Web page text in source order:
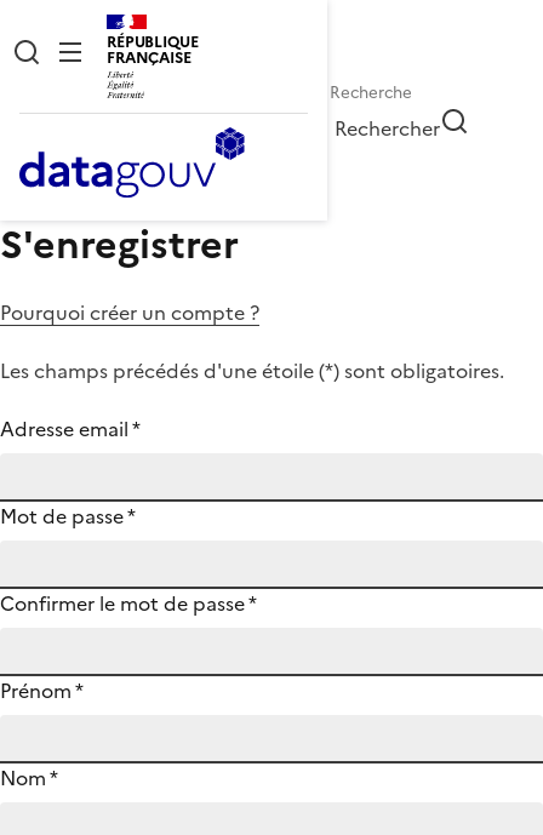
RÉPUBLIQUE
FRANÇAISE
Rechercher
S'enregistrer
Pourquoi créer un compte ?
Les champs précédés d'une étoile (*) sont obligatoires.
Adresse email*
Mot de passe*
Confirmer le mot de passe*
Prénom*
Nom*